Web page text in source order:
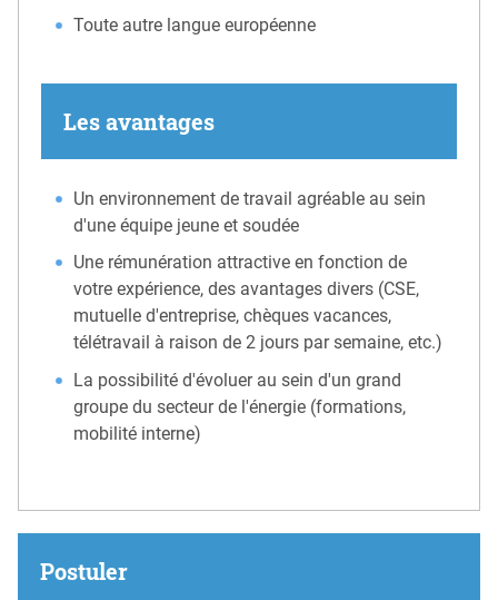
Toute autre langue européenne
Les avantages
Un environnement de travail agréable au sein
d'une équipe jeune et soudée
Une rémunération attractive en fonction de
votre expérience, des avantages divers (CSE,
mutuelle d'entreprise, chèques vacances,
télétravail à raison de 2 jours par semaine, etc.)
La possibilité d'évoluer au sein d'un grand
groupe du secteur de l'énergie (formations,
mobilité interne)
Postuler